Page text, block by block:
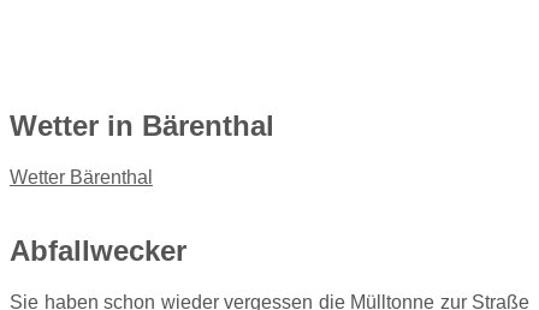
Wetter in Bärenthal
Wetter Bärenthal
Abfallwecker
Sie haben schon wieder vergessen die Mülltonne zur Straße